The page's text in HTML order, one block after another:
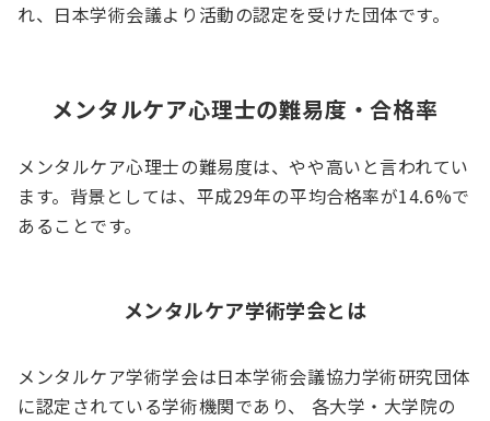
れ、日本学術会議より活動の認定を受けた団体です。
メンタルケア心理士の難易度・合格率
メンタルケア心理士の難易度は、やや高いと言われてい
ます。背景としては、平成29年の平均合格率が14.6%で
あることです。
メンタルケア学術学会とは
メンタルケア学術学会は日本学術会議協力学術研究団体
に認定されている学術機関であり、 各大学・大学院の